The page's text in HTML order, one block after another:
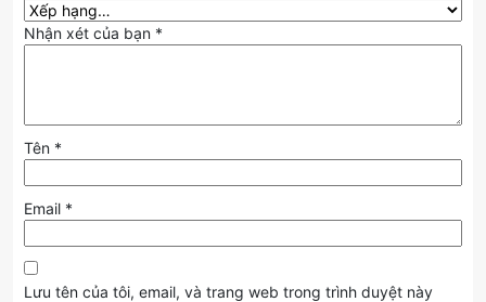
Nhận xét của bạn *
Tên *
Email *
Lưu tên của tôi, email, và trang web trong trình duyệt này